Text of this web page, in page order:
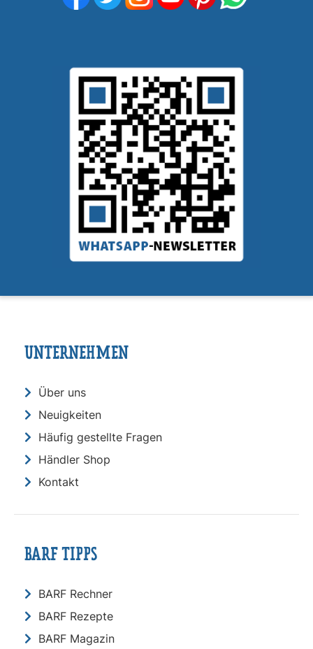
UNTERNEHMEN
Über uns
Neuigkeiten
Häufig gestellte Fragen
Händler Shop
Kontakt
BARF TIPPS
BARF Rechner
BARF Rezepte
BARF Magazin